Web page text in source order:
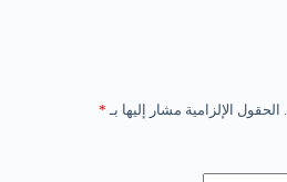
الحقول الإلزامية مشار إليها بـ *